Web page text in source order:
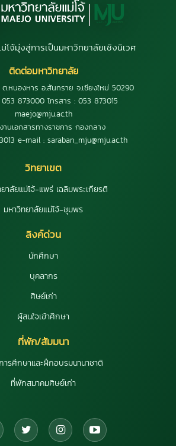
โจ้มุ่งสู่การเป็นมหาวิทยาลัยเชิงนิเวศ
ติดต่อมหาวิทยาลัย
.หนองหาร อ.สันทราย จ.เชียงใหม่ 50290
873000 โทรสาร : 053 873015
maejo@mju.ac.th
นเอกสารทางราชการ กองกลาง
e-mail : saraban_mju@mju.ac.th
วิทยาเขต
าลัยแม่โจ้-แพร่ เฉลิมพระเกียรติ
มหาวิทยาลัยแม่โจ้-ชุมพร
ลิงค์ด่วน
นักศึกษา
บุคลากร
ศิษย์เก่า
ผู้สนใจเข้าศึกษา
ที่พัก/สัมมนา
ารศึกษาและฝึกอบรมนานาชาติ
ที่พักสมาคมศิษย์เก่า